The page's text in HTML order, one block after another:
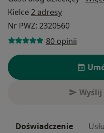
Kielce 2 adresy
Nr PWZ: 2320560
80 opinii
Doświadczenie